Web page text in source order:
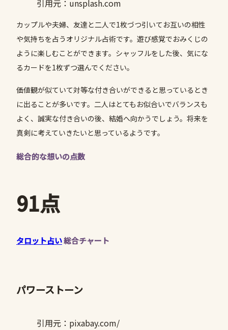
引用元：unsplash.com
カップルや夫婦、友達と二人で1枚づつ引いてお互いの相性
や気持ちを占うオリジナル占術です。遊び感覚でおみくじの
ように楽しむことができます。シャッフルをした後、気にな
るカードを1枚ずつ選んでください。
価値観が似ていて対等な付き合いができると思っているとき
に出ることが多いです。二人はとてもお似合いでバランスも
よく、誠実な付き合いの後、結婚へ向かうでしょう。将来を
真剣に考えていきたいと思っているようです。
総合的な想いの点数
91点
タロット占い総合チャート
パワーストーン
引用元：pixabay.com/